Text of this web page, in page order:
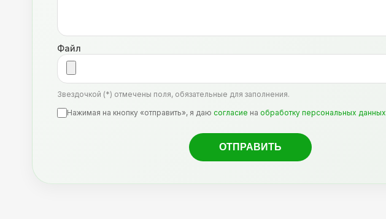
Файл
Звездочкой (*) отмечены поля, обязательные для заполнения.
Нажимая на кнопку «отправить», я даю согласие на обработку персональных данных